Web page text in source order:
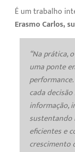
É um trabalho
Erasmo Carlos,
“Na prática,
uma ponte
cada
informação,
sustentando
eficientes e
crescimento